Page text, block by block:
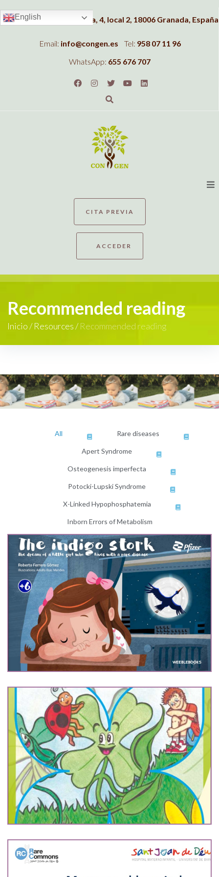
Dirección: C/Albahaca, 4, local 2, 18006 Granada, España
Email: info@congen.es Tel: 958 07 11 96
WhatsApp: 655 676 707
CITA PREVIA
ACCEDER
Recommended reading
Inicio/ Resources/ Recommended reading
All Rare diseases
Apert Syndrome
Osteogenesis imperfecta
Potocki-Lupski Syndrome
X-Linked Hypophosphatemia
Inborn Errors of Metabolism
The indigo stork
Federito, el trébol de 4 hojas
English